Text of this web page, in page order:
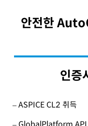
안전한
인증
– ASPICE CL2 취득